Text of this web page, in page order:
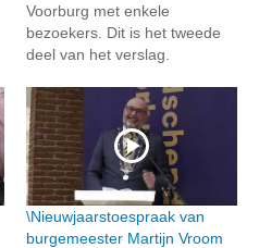
Voorburg met enkele
bezoekers. Dit is het tweede
deel van het verslag.
\Nieuwjaarstoespraak van
burgemeester Martijn Vroom